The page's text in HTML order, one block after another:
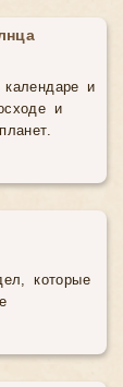
и
и
которые